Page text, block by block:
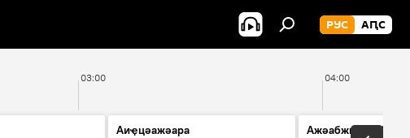
РУС АԤС
03:00 04:00
Аиҿцәажәара
Ажәабжьқәа 13:30